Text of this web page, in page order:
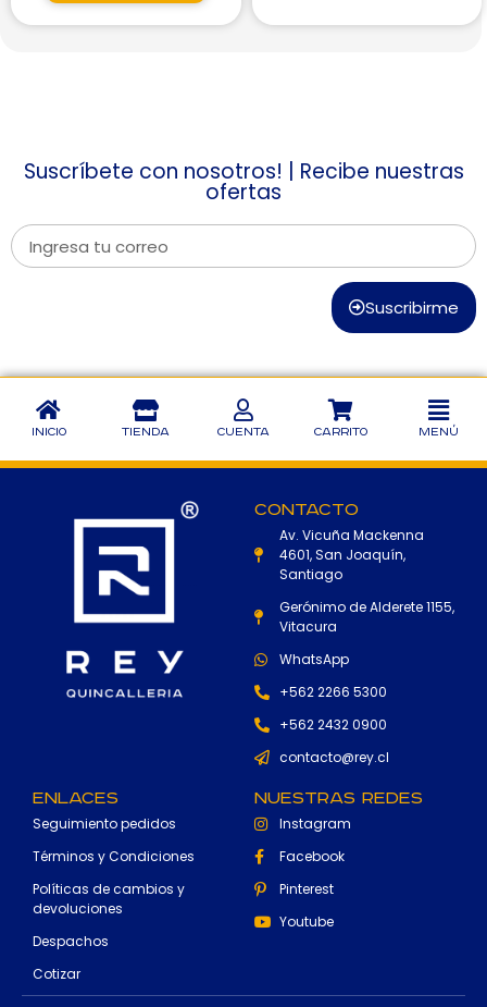
Suscríbete con nosotros! | Recibe nuestras
ofertas
Suscribirme
Inicio Tienda Cuenta Carrito Menú
Contacto
Av. Vicuña Mackenna
4601, San Joaquín,
Santiago
Gerónimo de Alderete 1155,
Vitacura
WhatsApp
+562 2266 5300
+562 2432 0900
contacto@rey.cl
Enlaces
Seguimiento pedidos
Términos y Condiciones
Políticas de cambios y
devoluciones
Despachos
Cotizar
Nuestras Redes
Instagram
Facebook
Pinterest
Youtube